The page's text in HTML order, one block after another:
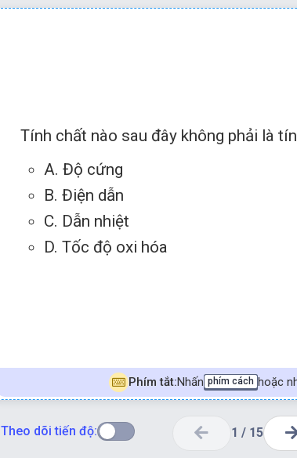
Tính chất nào sau đây không phải là
A. Độ cứng
B. Điện dẫn
C. Dẫn nhiệt
D. Tốc độ oxi hóa
Phím tắt:Nhấn phím cách hoặc
Theo dõi tiến độ: 1 / 15